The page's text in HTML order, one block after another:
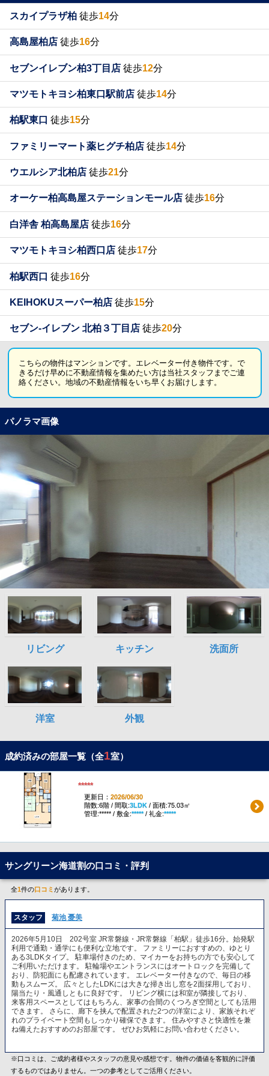
スカイプラザ柏 徒歩14分
高島屋柏店 徒歩16分
セブンイレブン柏3丁目店 徒歩12分
マツモトキヨシ柏東口駅前店 徒歩14分
柏駅東口 徒歩15分
ファミリーマート薬ヒグチ柏店 徒歩14分
ウエルシア北柏店 徒歩21分
オーケー柏高島屋ステーションモール店 徒歩16分
白洋舎 柏高島屋店 徒歩16分
マツモトキヨシ柏西口店 徒歩17分
柏駅西口 徒歩16分
KEIHOKUスーパー柏店 徒歩15分
セブン-イレブン 北柏３丁目店 徒歩20分
こちらの物件はマンションです。エレベーター付き物件です。で
きるだけ早めに不動産情報を集めたい方は当社スタッフまでご連
絡ください。地域の不動産情報をいち早くお届けします。
パノラマ画像
成約済みの部屋一覧（全1室）
*****
更新日： 2026/06/30
階数:6階 / 間取:3LDK/ 面積:75.03㎡
管理:***** / 敷金:*****/ 礼金:*****
サングリーン海道割の口コミ・評判
全1件の口コミ があります。
スタッフ 菊池 憂美
2026年5月10日 202号室 JR常磐線・JR常磐線「柏駅」徒歩16分。始発駅
利用で通勤・通学にも便利な立地です。 ファミリーにおすすめの、ゆとり
ある3LDKタイプ。 駐車場付きのため、マイカーをお持ちの方でも安心して
ご利用いただけます。 駐輪場やエントランスにはオートロックを完備して
おり、防犯面にも配慮されています。 エレベーター付きなので、毎日の移
動もスムーズ。 広々としたLDKには大きな掃き出し窓を2面採用しており、
陽当たり・風通しともに良好です。 リビング横には和室が隣接しており、
来客用スペースとしてはもちろん、家事の合間のくつろぎ空間としても活用
できます。 さらに、廊下を挟んで配置された2つの洋室により、家族それぞ
れのプライベート空間もしっかり確保できます。 住みやすさと快適性を兼
ね備えたおすすめのお部屋です。 ぜひお気軽にお問い合わせください。
※口コミは、ご成約者様やスタッフの意見や感想です。物件の価値を客観的に評価
するものではありません。一つの参考としてご活用ください。